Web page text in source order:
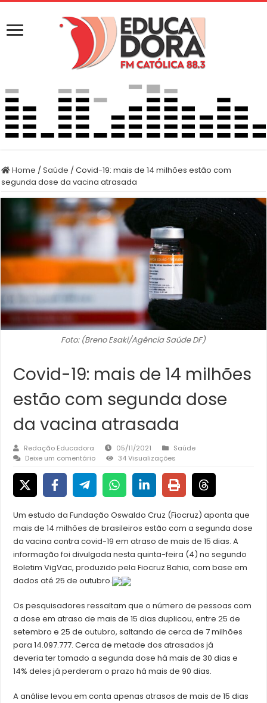
Home /Saúde /Covid-19: mais de 14 milhões estão com
segunda dose da vacina atrasada
Foto: (Breno Esaki/Agência Saúde DF)
Covid-19: mais de 14 milhões
estão com segunda dose
da vacina atrasada
Redação Educadora 05/11/2021
Saúde
Deixe um comentário
34 Visualizações
Um estudo da Fundação Oswaldo Cruz (Fiocruz) aponta que
mais de 14 milhões de brasileiros estão com a segunda dose
da vacina contra covid-19 em atraso de mais de 15 dias. A
informação foi divulgada nesta quinta-feira (4) no segundo
Boletim VigVac, produzido pela Fiocruz Bahia, com base em
dados até 25 de outubro.
Os pesquisadores ressaltam que o número de pessoas com
a dose em atraso de mais de 15 dias duplicou, entre 25 de
setembro e 25 de outubro, saltando de cerca de 7 milhões
para 14.097.777. Cerca de metade dos atrasados já
deveria ter tomado a segunda dose há mais de 30 dias e
14% deles já perderam o prazo há mais de 90 dias.
A análise levou em conta apenas atrasos de mais de 15 dias